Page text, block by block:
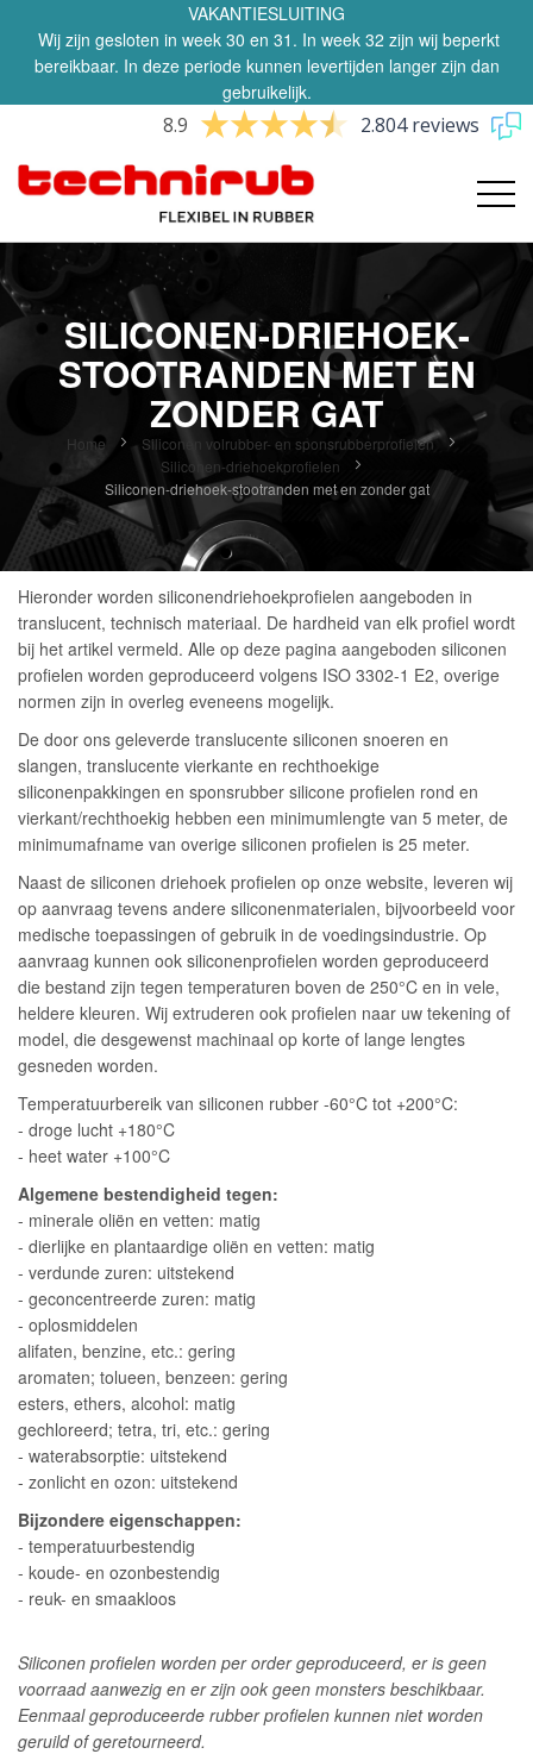
VAKANTIESLUITING
Wij zijn gesloten in week 30 en 31. In week 32 zijn wij beperkt
bereikbaar. In deze periode kunnen levertijden langer zijn dan
gebruikelijk.
8.9 2.804 reviews
SILICONEN-DRIEHOEK-
STOOTRANDEN MET EN
ZONDER GAT
Home
Siliconen volrubber- en sponsrubberprofielen
Siliconen-driehoekprofielen
Siliconen-driehoek-stootranden met en zonder gat
Hieronder worden siliconendriehoekprofielen aangeboden in
translucent, technisch materiaal. De hardheid van elk profiel wordt
bij het artikel vermeld. Alle op deze pagina aangeboden siliconen
profielen worden geproduceerd volgens ISO 3302-1 E2, overige
normen zijn in overleg eveneens mogelijk.
De door ons geleverde translucente siliconen snoeren en
slangen, translucente vierkante en rechthoekige
siliconenpakkingen en sponsrubber silicone profielen rond en
vierkant/rechthoekig hebben een minimumlengte van 5 meter, de
minimumafname van overige siliconen profielen is 25 meter.
Naast de siliconen driehoek profielen op onze website, leveren wij
op aanvraag tevens andere siliconenmaterialen, bijvoorbeeld voor
medische toepassingen of gebruik in de voedingsindustrie. Op
aanvraag kunnen ook siliconenprofielen worden geproduceerd
die bestand zijn tegen temperaturen boven de 250°C en in vele,
heldere kleuren. Wij extruderen ook profielen naar uw tekening of
model, die desgewenst machinaal op korte of lange lengtes
gesneden worden.
Temperatuurbereik van siliconen rubber -60°C tot +200°C:
- droge lucht +180°C
- heet water +100°C
Algemene bestendigheid tegen:
- minerale oliën en vetten: matig
- dierlijke en plantaardige oliën en vetten: matig
- verdunde zuren: uitstekend
- geconcentreerde zuren: matig
- oplosmiddelen
alifaten, benzine, etc.: gering
aromaten; tolueen, benzeen: gering
esters, ethers, alcohol: matig
gechloreerd; tetra, tri, etc.: gering
- waterabsorptie: uitstekend
- zonlicht en ozon: uitstekend
Bijzondere eigenschappen:
- temperatuurbestendig
- koude- en ozonbestendig
- reuk- en smaakloos
Siliconen profielen worden per order geproduceerd, er is geen
voorraad aanwezig en er zijn ook geen monsters beschikbaar.
Eenmaal geproduceerde rubber profielen kunnen niet worden
geruild of geretourneerd.